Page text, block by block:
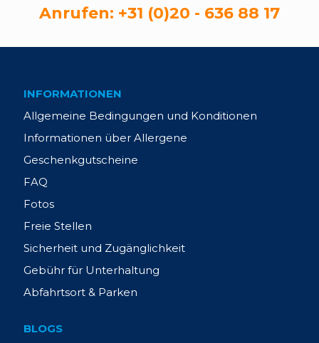
Anrufen: +31 (0)20 - 636 88 17
INFORMATIONEN
Allgemeine Bedingungen und Konditionen
Informationen über Allergene
Geschenkgutscheine
FAQ
Fotos
Freie Stellen
Sicherheit und Zugänglichkeit
Gebühr für Unterhaltung
Abfahrtsort & Parken
BLOGS